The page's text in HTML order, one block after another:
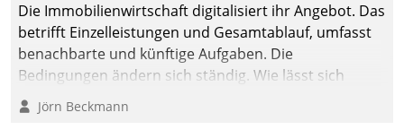
Die Immobilienwirtschaft digitalisiert ihr Angebot. Das
betrifft Einzelleistungen und Gesamtablauf, umfasst
benachbarte und künftige Aufgaben. Die
Bedingungen ändern sich ständig. Wie lässt sich
technisch die Kontrolle wahren und zugleich Freiraum
fürs Wachsen öffnen?
Jörn Beckmann